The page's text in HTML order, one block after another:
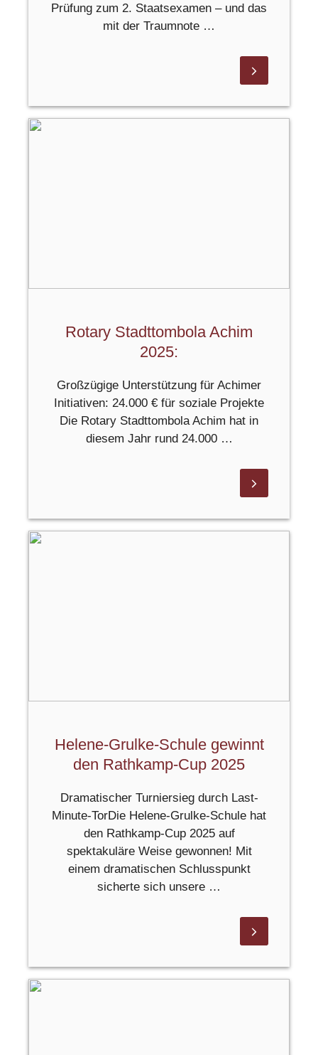
Prüfung zum 2. Staatsexamen – und das
mit der Traumnote …
Rotary Stadttombola Achim
2025:
Großzügige Unterstützung für Achimer
Initiativen: 24.000 € für soziale Projekte
Die Rotary Stadttombola Achim hat in
diesem Jahr rund 24.000 …
Helene-Grulke-Schule gewinnt
den Rathkamp-Cup 2025
Dramatischer Turniersieg durch Last-
Minute-TorDie Helene-Grulke-Schule hat
den Rathkamp-Cup 2025 auf
spektakuläre Weise gewonnen! Mit
einem dramatischen Schlusspunkt
sicherte sich unsere …